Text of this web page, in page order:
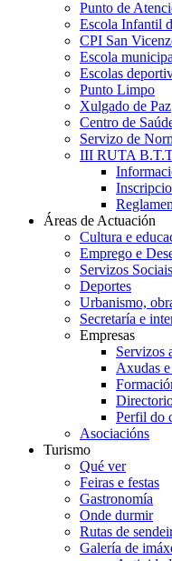
Punto de
Escola Infantil
CPI San
Escola
Escolas
Punto Limpo
Xulgado de Paz
Centro de
Servizo de
III RUTA
Áreas de Actuación
Cultura e
Emprego e
Servizos Sociais
Deportes
Urbanismo,
Secretaría e
Empresas
Servizos
Axudas
Perfil do
Asociacións
Turismo
Qué ver
Feiras e festas
Gastronomía
Onde durmir
Rutas de
Galería de